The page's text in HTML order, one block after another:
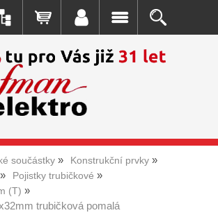
součástky
Konstrukční prvky
Pojistky trubičkové
(T)
trubičková pomalá